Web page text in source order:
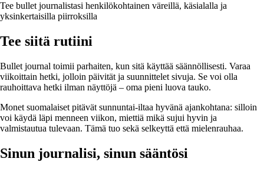
Tee bullet journalistasi henkilökohtainen väreillä, käsialalla ja
yksinkertaisilla piirroksilla
Tee siitä rutiini
Bullet journal toimii parhaiten, kun sitä käyttää säännöllisesti. Varaa
viikoittain hetki, jolloin päivität ja suunnittelet sivuja. Se voi olla
rauhoittava hetki ilman näyttöjä – oma pieni luova tauko.
Monet suomalaiset pitävät sunnuntai-iltaa hyvänä ajankohtana: silloin
voi käydä läpi menneen viikon, miettiä mikä sujui hyvin ja
valmistautua tulevaan. Tämä tuo sekä selkeyttä että mielenrauhaa.
Sinun journalisi, sinun sääntösi